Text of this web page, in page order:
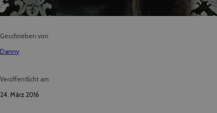
Geschrieben von
Danny
Veröffentlicht am
24. März 2016